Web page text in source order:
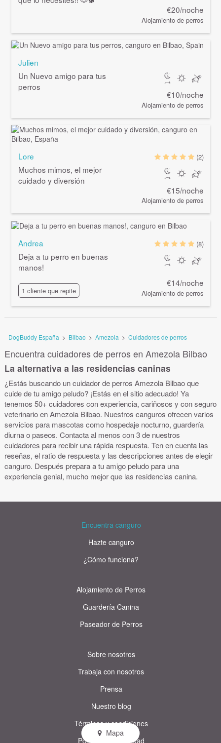
€20/noche
Alojamiento de perros
Julien
Un Nuevo amigo para tus
perros
€10/noche
Alojamiento de perros
Lore
Muchos mimos, el mejor
cuidado y diversión
(2)
€15/noche
Alojamiento de perros
Andrea
Deja a tu perro en buenas
manos!
1 cliente que repite
(8)
€14/noche
Alojamiento de perros
DogBuddy España > Bilbao > Amezola > Cuidadores de perros
Encuentra cuidadores de perros en Amezola Bilbao
La alternativa a las residencias caninas
¿Estás buscando un cuidador de perros Amezola Bilbao que
cuide de tu amigo peludo? ¡Estás en el sitio adecuado! Ya
tenemos 50+ cuidadores con experiencia, cariñosos y con seguro
veterinario en Amezola Bilbao. Nuestros canguros ofrecen varios
servicios para mascotas como hospedaje nocturno, guardería
diurna o paseos. Contacta al menos con 3 de nuestros
cuidadores para recibir una rápida respuesta. Ten en cuenta las
reseñas, el ratio de respuesta y las descripciones antes de elegir
canguro. Después prepara a tu amigo peludo para una
experiencia genial, mucho mejor que las residencias canina.
Mapa
Encuentra canguro
Hazte canguro
¿Cómo funciona?
Alojamiento de Perros
Guardería Canina
Paseador de Perros
Sobre nosotros
Trabaja con nosotros
Prensa
Nuestro blog
Términos y condiciones
Política de privacidad